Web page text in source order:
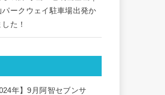
パークウェイ駐車場出発か
た！
年】9月阿智セブンサ